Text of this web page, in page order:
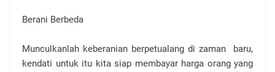
Berani Berbeda
Munculkanlah keberanian berpetualang di zaman
baru,
kendati untuk itu kita siap membayar harga orang yang